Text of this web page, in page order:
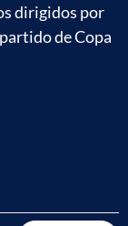
dirigidos por
de Copa